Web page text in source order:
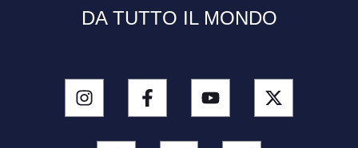
DA TUTTO IL MONDO